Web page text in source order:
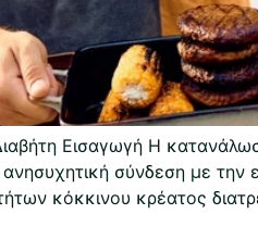
Εισαγωγή Η
σύνδεση με την
κόκκινου κρέατος